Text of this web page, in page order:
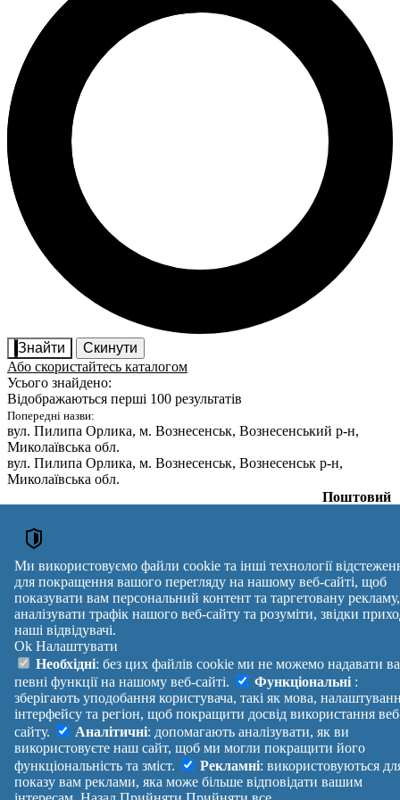
Знайти
Скинути
Або скористайтесь каталогом
Усього знайдено:
Відображаються перші 100 результатів
Попередні назви:
вул. Пилипа Орлика, м. Вознесенськ, Вознесенський р-н,
Миколаївська обл.
вул. Пилипа Орлика, м. Вознесенськ, Вознесенськ р-н,
Миколаївська обл.
Поштові індекси України. Оновлено : 27-07-2026.
Поштовий
вул. Пилипа Орлика
м. Вознесенськ,
Вознесенський р-н,
Миколаївська обл.
23, 25, 27, 29
Вулиця № будинків
Індекс
reklama
Правила
Допомога
Платні
послуги
Політика
конфіденційності
Маніфест
Про проект
Зворотній
зв'язок
Україна
Увійти|
Вихід
Ми використовуємо файли cookie та інші технології
для покращення вашого перегляду на нашому веб-сайті, щоб
показувати вам персональний контент та таргетовану рекламу,
аналізувати трафік нашого веб-сайту та розуміти, звідки
наші відвідувачі.
Ok Налаштувати
Необхідні: без цих файлів cookie ми не можемо надавати
певні функції на нашому веб-сайті.
Функціональні :
зберігають уподобання користувача, такі як мова,
інтерфейсу та регіон, щоб покращити досвід використання
сайту.
Аналітичні: допомагають аналізувати, як ви
використовуєте наш сайт, щоб ми могли покращити його
функціональність та зміст.
Рекламні: використовуються
показу вам реклами, яка може більше відповідати вашим